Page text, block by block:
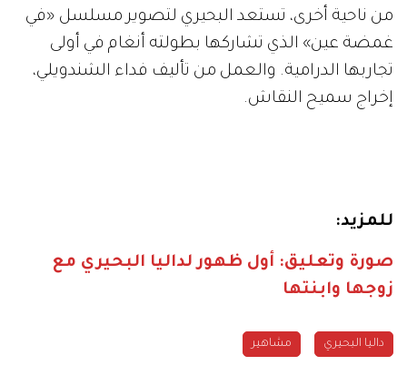
من ناحية أخرى، تستعد البحيري لتصوير مسلسل «في
غمضة عين» الذي تشاركها بطولته أنغام في أولى
تجاربها الدرامية. والعمل من تأليف فداء الشندويلي،
إخراج سميح النقاش.
للمزيد:
صورة وتعليق: أول ظهور لداليا البحيري مع
زوجها وابنتها
داليا البحيري مشاهير